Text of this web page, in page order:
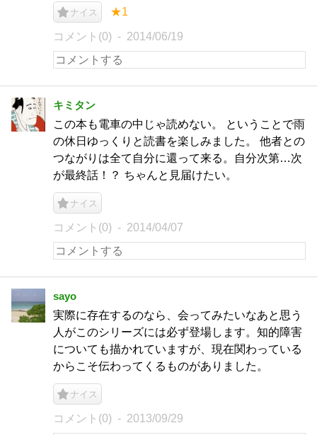
ナイス ★1
コメント(0) 2014/06/19
キミタン
この本も電車の中じゃ読めない。 ということで雨
の休日ゆっくりと読書を楽しみました。 他者との
つながりは全て自分に還って来る。自分次第…次
が最終話！？ ちゃんと見届けたい。
ナイス
コメント(0) 2014/04/07
sayo
実際に存在するのなら、会ってみたいなあと思う
人がこのシリーズには必ず登場します。知的障害
についても描かれていますが、現在関わっている
からこそ伝わってくるものがありました。
ナイス
コメント(0) 2013/09/29